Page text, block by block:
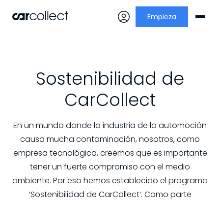
Empieza
Sostenibilidad de
CarCollect
En un mundo donde la industria de la automoción
causa mucha contaminación, nosotros, como
empresa tecnológica, creemos que es importante
tener un fuerte compromiso con el medio
ambiente. Por eso hemos establecido el programa
‘Sostenibilidad de CarCollect’. Como parte